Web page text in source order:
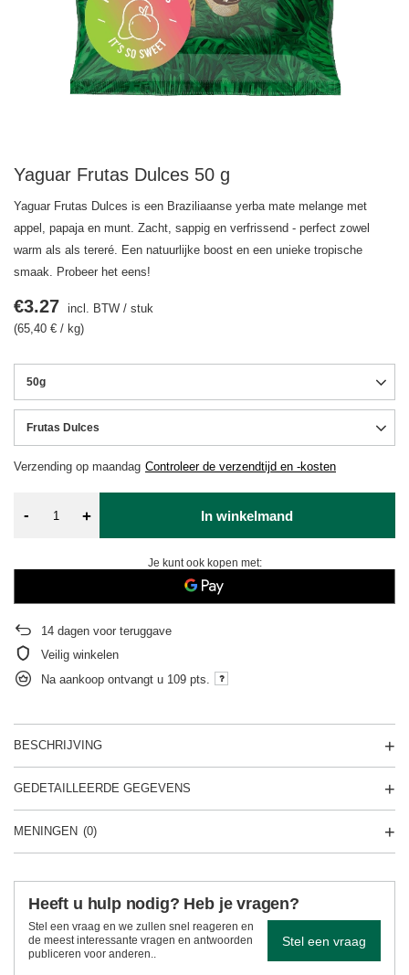
Yaguar Frutas Dulces 50 g
Yaguar Frutas Dulces is een Braziliaanse yerba mate melange met
appel, papaja en munt. Zacht, sappig en verfrissend - perfect zowel
warm als als tereré. Een natuurlijke boost en een unieke tropische
smaak. Probeer het eens!
50g
Frutas Dulces
Verzending op maandag Controleer de verzendtijd en -kosten
€3.27 incl. BTW / stuk
(65,40 € / kg)
- + In winkelmand
Je kunt ook kopen met:
14 dagen voor teruggave
Veilig winkelen
Na aankoop ontvangt u 109 pts.
BESCHRIJVING
GEDETAILLEERDE GEGEVENS
MENINGEN (0)
Heeft u hulp nodig? Heb je vragen?
Stel een vraag en we zullen snel reageren en
de meest interessante vragen en antwoorden
publiceren voor anderen..
Stel een vraag